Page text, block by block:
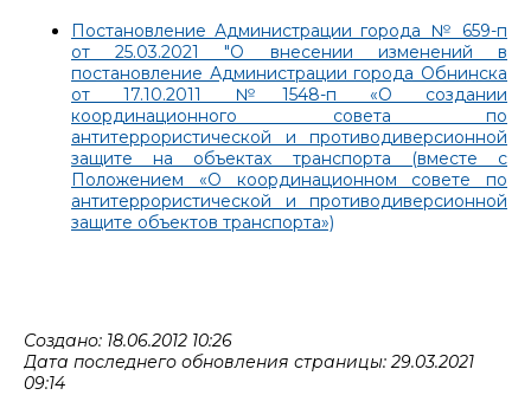
Постановление Администрации города № 659-п
от 25.03.2021 "О внесении изменений в
постановление Администрации города Обнинска
от 17.10.2011 №1548-п «О создании
координационного совета по
антитеррористической и противодиверсионной
защите на объектах транспорта (вместе с
Положением «О координационном совете по
антитеррористической и противодиверсионной
защите объектов транспорта»)
Создано: 18.06.2012 10:26
Дата последнего обновления страницы: 29.03.2021
09:14